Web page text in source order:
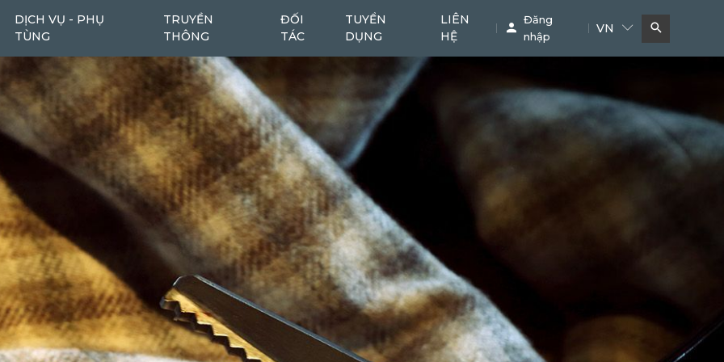
Máy cào bóc Máy cào bóc tái chế
1 11
Máy san Phụ kiện chuyên dụng
DỊCH VỤ - PHỤ
TÙNG
TRUYỀN
THÔNG
ĐỐI
TÁC
TUYỂN
DỤNG
LIÊN
HỆ
Đăng
nhập
VN